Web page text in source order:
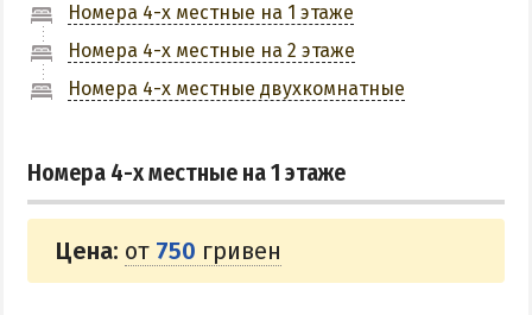
Развлечения в Приморске
Проезд в Приморск
Ясная поляна
Борисовский спуск
Номера 4-х местные на 1 этаже
Номера 4-х местные на 2 этаже
Номера 4-х местные двухкомнатные
Номера 4-х местные на 1 этаже
Цена: от 750 гривен